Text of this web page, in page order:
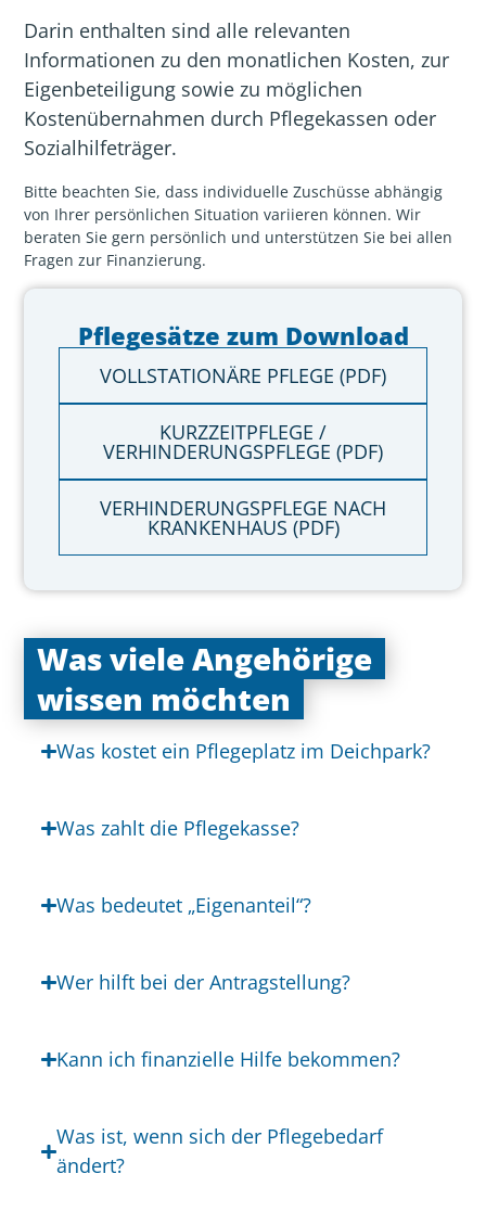
Darin enthalten sind alle relevanten
Informationen zu den monatlichen Kosten, zur
Eigenbeteiligung sowie zu möglichen
Kostenübernahmen durch Pflegekassen oder
Sozialhilfeträger.
Bitte beachten Sie, dass individuelle Zuschüsse abhängig
von Ihrer persönlichen Situation variieren können. Wir
beraten Sie gern persönlich und unterstützen Sie bei allen
Fragen zur Finanzierung.
Pflegesätze zum Download
VOLLSTATIONÄRE PFLEGE (PDF)
KURZZEITPFLEGE /
VERHINDERUNGSPFLEGE (PDF)
VERHINDERUNGSPFLEGE NACH
KRANKENHAUS (PDF)
Was viele Angehörige
wissen möchten
Was kostet ein Pflegeplatz im Deichpark?
Was zahlt die Pflegekasse?
Was bedeutet „Eigenanteil“?
Wer hilft bei der Antragstellung?
Kann ich finanzielle Hilfe bekommen?
Was ist, wenn sich der Pflegebedarf
ändert?